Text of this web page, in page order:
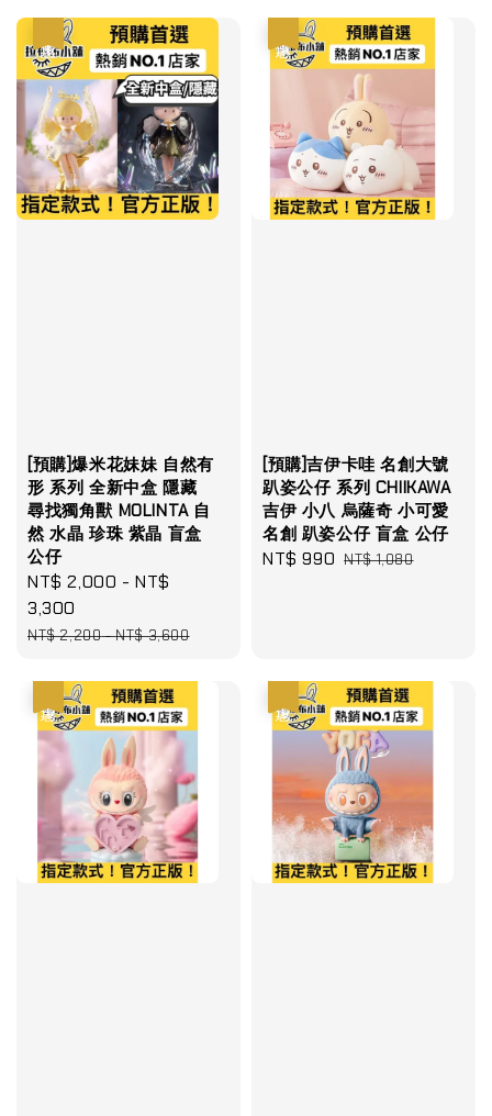
[預購]爆米花妹妹 自然有
形 系列 全新中盒 隱藏
尋找獨角獸 MOLINTA 自
然 水晶 珍珠 紫晶 盲盒
公仔
Sale
price
NT$ 2,000 -NT$
3,300
Regular
NT$ 2,200-NT$ 3,600
[預購]吉伊卡哇 名創大號
趴姿公仔 系列 CHIIKAWA
吉伊 小八 烏薩奇 小可愛
名創 趴姿公仔 盲盒 公仔
Sale
NT$ 990 Regular
NT$ 1,080